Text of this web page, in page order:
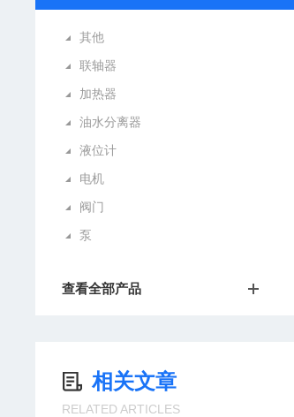
其他
联轴器
加热器
油水分离器
液位计
电机
阀门
泵
查看全部产品
相关文章
RELATED ARTICLES